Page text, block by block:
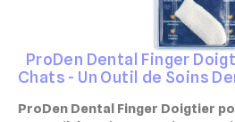
ProDen Dental Finger
Chats - Un Outil de Soins
ProDen Dental Finger Doigtier